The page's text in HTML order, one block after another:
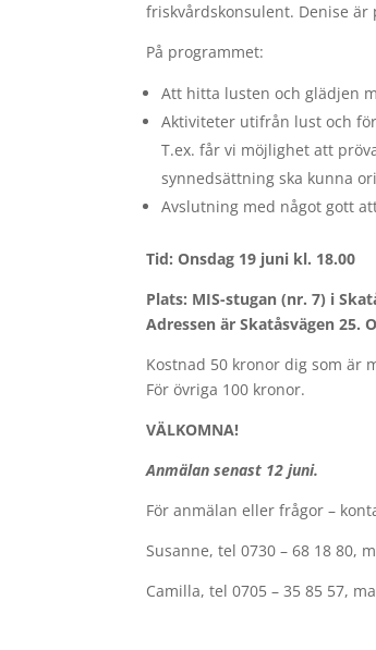
friskvårdskonsulent. Denise
På programmet:
Att hitta lusten och glädjen
Aktiviteter utifrån lust och
T.ex. får vi möjlighet att
synnedsättning ska kunna
Avslutning med något gott
Tid: Onsdag 19 juni kl. 18.00
Plats: MIS-stugan (nr. 7) i
Adressen är Skatåsvägen 25.
Kostnad 50 kronor dig som är
För övriga 100 kronor.
VÄLKOMNA!
Anmälan senast 12 juni.
För anmälan eller frågor –
Susanne, tel 0730 – 68 18 80,
Camilla, tel 0705 – 35 85 57,